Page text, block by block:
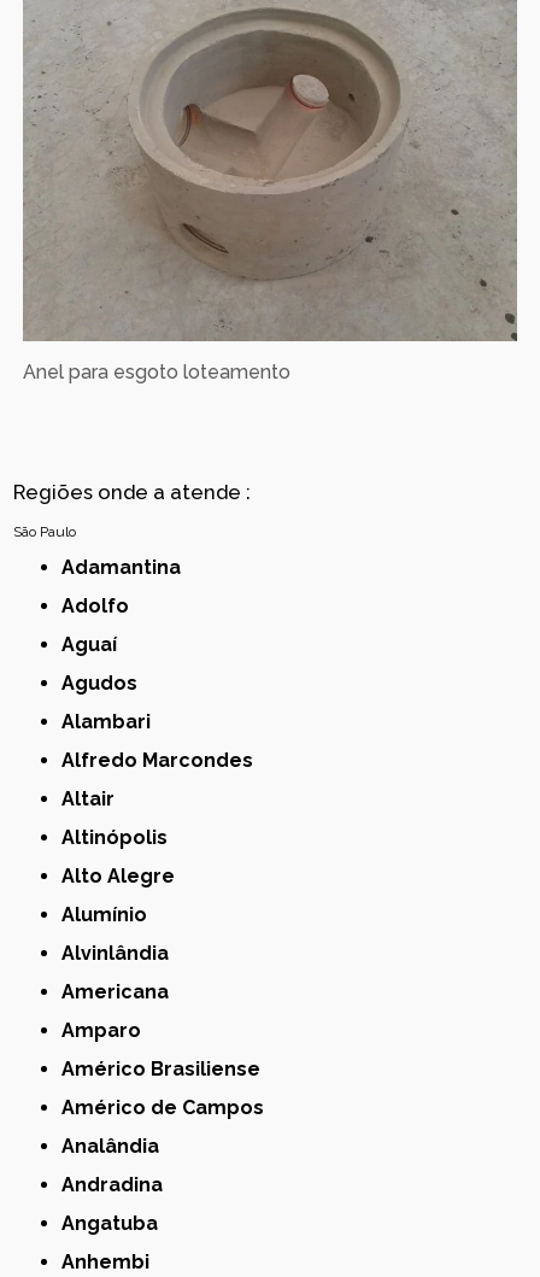
Anel para esgoto loteamento
Regiões onde a atende :
São Paulo
Adamantina
Adolfo
Aguaí
Agudos
Alambari
Alfredo Marcondes
Altair
Altinópolis
Alto Alegre
Alumínio
Alvinlândia
Americana
Amparo
Américo Brasiliense
Américo de Campos
Analândia
Andradina
Angatuba
Anhembi